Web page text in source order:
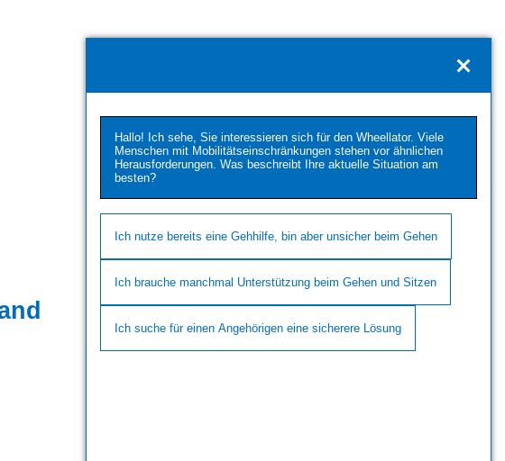
Hallo! Ich sehe, Sie interessieren sich für den Wheellator. Viele
Menschen mit Mobilitätseinschränkungen stehen vor ähnlichen
Herausforderungen. Was beschreibt Ihre aktuelle Situation am
besten?
Ich nutze bereits eine Gehhilfe, bin aber unsicher beim Gehen
Ich brauche manchmal Unterstützung beim Gehen und Sitzen
Ich suche für einen Angehörigen eine sicherere Lösung